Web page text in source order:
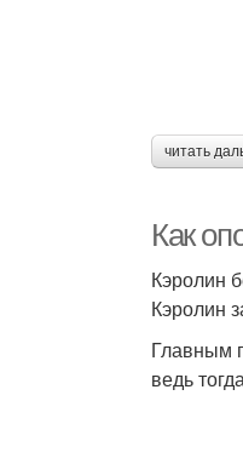
читать
Как
Кэролин
Кэролин
Главным
ведь